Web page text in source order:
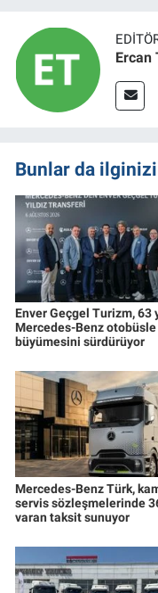
Ercan
Bunlar da
Enver Geçgel Turizm, 63
Mercedes-Benz otobüsle
büyümesini sürdürüyor
Mercedes-Benz Türk,
servis sözleşmelerinde
varan taksit sunuyor